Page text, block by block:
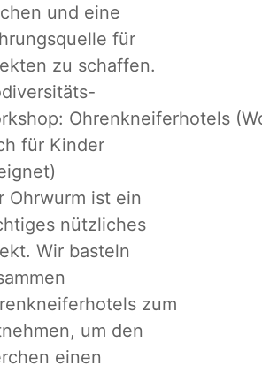
und eine
für
zu schaffen.
Ohrenkneiferhotels
für Kinder
Ohrwurm ist ein
nützliches
Wir basteln
zum
um den
einen